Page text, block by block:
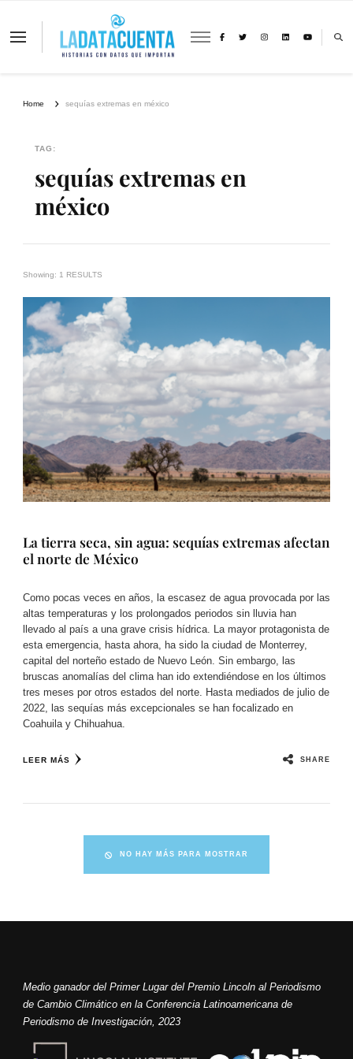
La Data Cuenta es una plataforma
Home sequías extremas en méxico
TAG:
sequías extremas en
méxico
Showing: 1 RESULTS
La tierra seca, sin agua: sequías extremas afectan
el norte de México
Como pocas veces en años, la escasez de agua provocada por las
altas temperaturas y los prolongados periodos sin lluvia han
llevado al país a una grave crisis hídrica. La mayor protagonista de
esta emergencia, hasta ahora, ha sido la ciudad de Monterrey,
capital del norteño estado de Nuevo León. Sin embargo, las
bruscas anomalías del clima han ido extendiéndose en los últimos
tres meses por otros estados del norte. Hasta mediados de julio de
2022, las sequías más excepcionales se han focalizado en
Coahuila y Chihuahua.
LEER MÁS SHARE
NO HAY MÁS PARA MOSTRAR
Medio ganador del Primer Lugar del Premio Lincoln al Periodismo
de Cambio Climático en la Conferencia Latinoamericana de
Periodismo de Investigación, 2023